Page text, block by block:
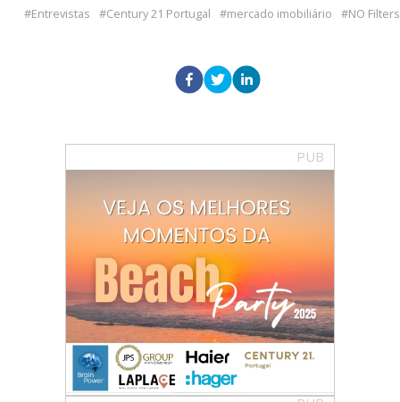
Entrevistas Century 21 Portugal mercado imobiliário NO Filters
PUB